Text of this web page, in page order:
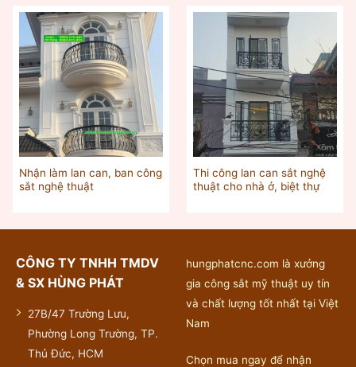
Nhận làm lan can, ban công
sắt nghệ thuật
Thi công lan can sắt nghệ
thuật cho nhà ở, biệt thự
CÔNG TY TNHH TMDV
& SX HÙNG PHÁT
27B/47 Trường Lưu,
Phường Long Trường, TP.
Thủ Đức, HCM
hungphatcnc.com là xưởng
gia công sắt mỹ thuật uy tín
và chất lượng tốt nhất tại Việt
Nam
Chọn mua ngay để nhận